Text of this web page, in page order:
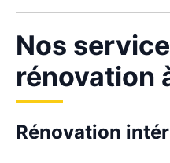
Nos
rénovation
Rénovation